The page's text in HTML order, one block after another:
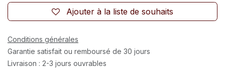
Ajouter à la liste de souhaits
Conditions générales
Garantie satisfait ou remboursé de 30 jours
Livraison : 2-3 jours ouvrables